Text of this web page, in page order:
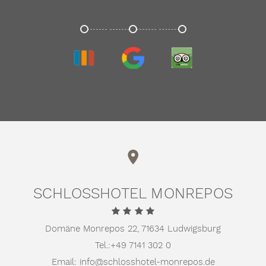
SCHLOSSHOTEL MONREPOS
Domäne Monrepos 22, 71634 Ludwigsburg
Tel.:+49 7141 302 0
Email: info@schlosshotel-monrepos.de